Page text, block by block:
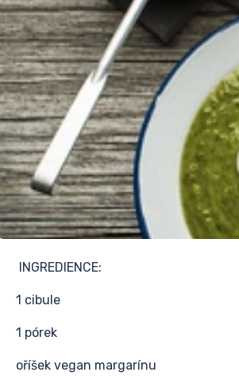
INGREDIENCE:
1 cibule
1 pórek
oříšek vegan margarínu